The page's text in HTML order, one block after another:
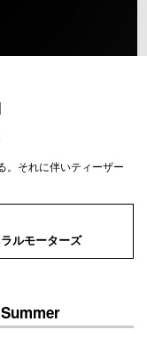
。それに伴いティーザー
ルモーターズ